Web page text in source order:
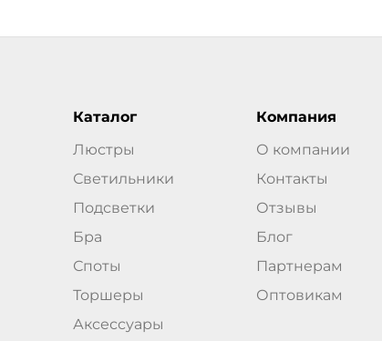
Каталог
Люстры
Светильники
Подсветки
Бра
Споты
Торшеры
Аксессуары
Компания
О компании
Контакты
Отзывы
Блог
Партнерам
Оптовикам